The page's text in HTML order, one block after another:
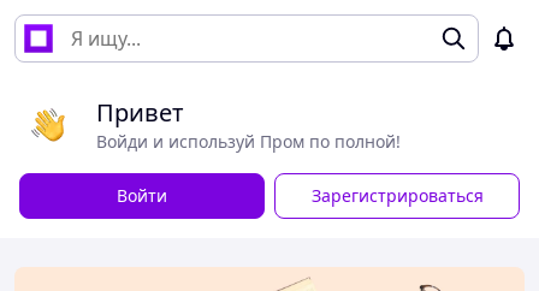
Привет
Войди и используй Пром по полной!
Войти Зарегистрироваться